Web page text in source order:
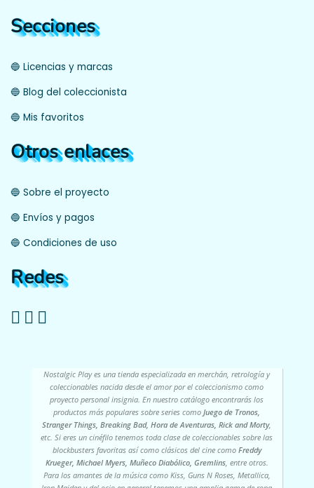
Secciones
🔵 Licencias y marcas
🔵 Blog del coleccionista
🔵 Mis favoritos
Otros enlaces
🔵 Sobre el proyecto
🔵 Envíos y pagos
🔵 Condiciones de uso
Redes
Nostalgic Play es una tienda especializada en merchán, retrología y
coleccionables nacida desde el amor por el coleccionismo como
proyecto personal insignia. En nuestro catálogo encontrarás los
productos más populares sobre series comoJuego de Tronos,
Stranger Things, Breaking Bad, Hora de Aventuras, Rick and Morty,
etc. Si eres un cinéfilo tenemos toda clase de coleccionables sobre las
blockbusters favoritas así como clásicos del cine como Freddy
Krueger, Michael Myers, Muñeco Diabólico, Gremlins, entre otros.
Para los amantes de la música como Kiss, Guns N Roses, Metallica,